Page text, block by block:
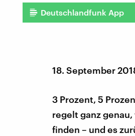
Deutschlandfunk App
18. September
3 Prozent, 5
regelt ganz
finden – und es